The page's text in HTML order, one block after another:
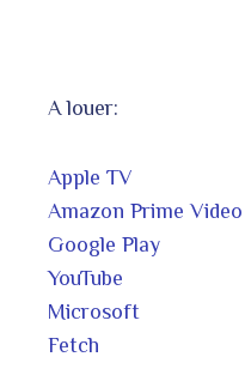
A louer:
Apple TV
Amazon Prime Video
Google Play
YouTube
Microsoft
Fetch